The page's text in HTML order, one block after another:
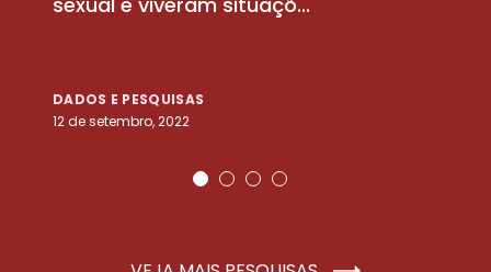
DADOS E PESQUISAS
12 de setembro, 2022